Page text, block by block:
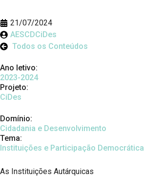
21/07/2024
AESCDCiDes
Todos os Conteúdos
Ano letivo:
2023-2024
Projeto:
CiDes
Domínio:
Cidadania e Desenvolvimento
Tema:
Instituições e Participação Democrática
As Instituições Autárquicas